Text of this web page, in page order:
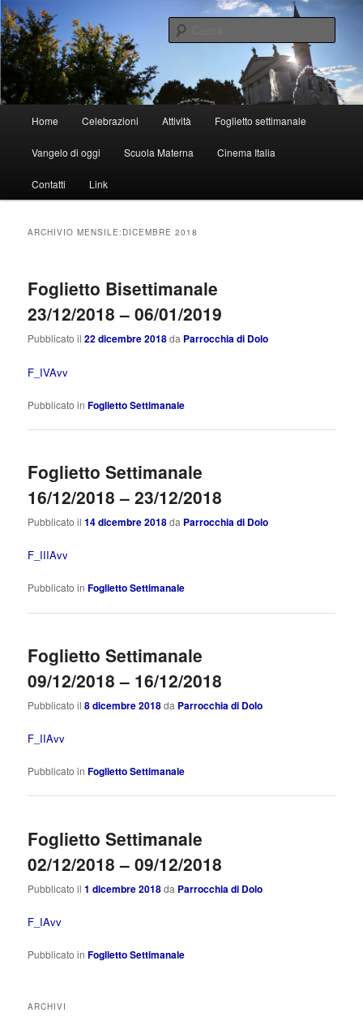
Vai
al
contenuto
principale
Vai
al
contenuto
secondarioParrocchia di Dolo
principale
Home Celebrazioni Attività Foglietto settimanale
Vangelo di oggi Scuola Materna Cinema Italia
Contatti Link
ARCHIVIO MENSILE: DICEMBRE 2018
Foglietto Bisettimanale
23/12/2018 – 06/01/2019
Pubblicato il22 dicembre 2018da Parrocchia di Dolo
F_IVAvv
Pubblicato in Foglietto Settimanale
Foglietto Settimanale
16/12/2018 – 23/12/2018
Pubblicato il14 dicembre 2018da Parrocchia di Dolo
F_IIIAvv
Pubblicato in Foglietto Settimanale
Foglietto Settimanale
09/12/2018 – 16/12/2018
Pubblicato il8 dicembre 2018da Parrocchia di Dolo
F_IIAvv
Pubblicato in Foglietto Settimanale
Foglietto Settimanale
02/12/2018 – 09/12/2018
Pubblicato il1 dicembre 2018da Parrocchia di Dolo
F_IAvv
Pubblicato in Foglietto Settimanale
ARCHIVI